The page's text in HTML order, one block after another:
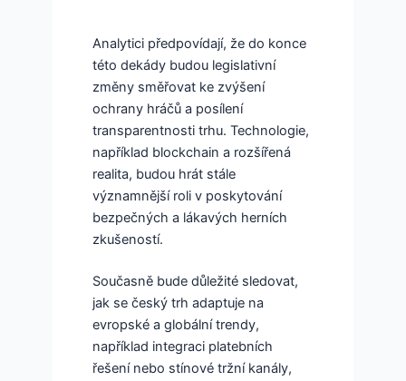
Analytici předpovídají, že do konce
této dekády budou legislativní
změny směřovat ke zvýšení
ochrany hráčů a posílení
transparentnosti trhu. Technologie,
například blockchain a rozšířená
realita, budou hrát stále
významnější roli v poskytování
bezpečných a lákavých herních
zkušeností.
Současně bude důležité sledovat,
jak se český trh adaptuje na
evropské a globální trendy,
například integraci platebních
řešení nebo stínové tržní kanály,